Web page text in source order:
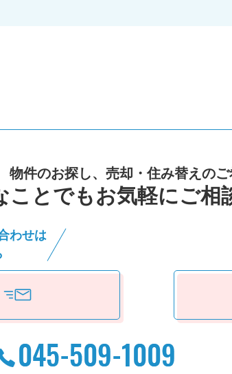
物件のお探し、売却・住み替えの
ことでもお気軽にご相
わせは